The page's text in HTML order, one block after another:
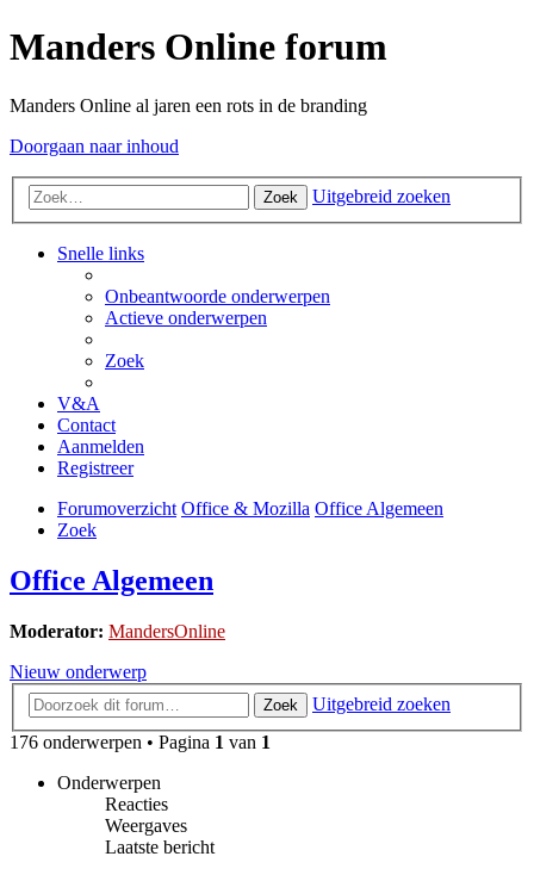
Manders Online forum
Manders Online al jaren een rots in de branding
Doorgaan naar inhoud
Zoek Uitgebreid zoeken
Snelle links
Onbeantwoorde onderwerpen
Actieve onderwerpen
Zoek
V&A
Contact
Aanmelden
Registreer
Forumoverzicht Office & Mozilla Office Algemeen
Zoek
Office Algemeen
Moderator: MandersOnline
Nieuw onderwerp
Zoek
Uitgebreid zoeken
176 onderwerpen • Pagina 1 van 1
Onderwerpen
Reacties
Weergaves
Laatste bericht